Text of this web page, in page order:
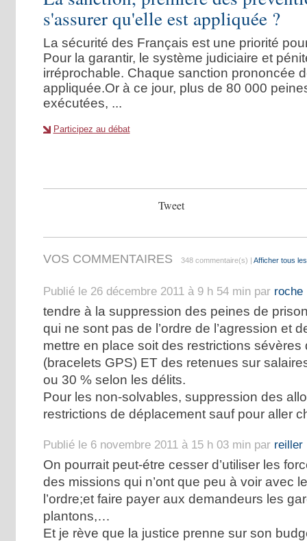
s'assurer qu'elle est appliquée ?
La sécurité des Français est une priorité
Pour la garantir, le système judiciaire et
irréprochable. Chaque sanction prononcée
appliquée.Or à ce jour, plus de 80 000
exécutées, ...
Participez au débat
Tweet
VOS COMMENTAIRES 348 commentaire(s) | Afficher tous
Publié le 26 décembre 2011 à 9 h 54 min par roche
tendre à la suppression des peines de
qui ne sont pas de l’ordre de l’agression et
mettre en place soit des restrictions sévères
(bracelets GPS) ET des retenues sur
ou 30 % selon les délits.
Pour les non-solvables, suppression des
restrictions de déplacement sauf pour aller
Publié le 6 novembre 2011 à 15 h 03 min par reiller
On pourrait peut-étre cesser d’utiliser les
des missions qui n’ont que peu à voir avec
l’ordre;et faire payer aux demandeurs les
plantons,…
Et je rève que la justice prenne sur son